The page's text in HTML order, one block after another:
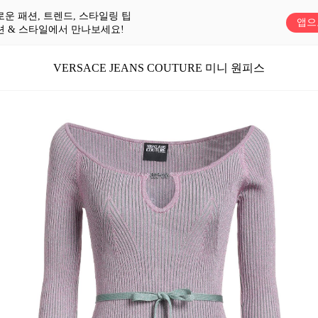
운 패션, 트렌드, 스타일링 팁
& 스타일에서 만나보세요!
앱
VERSACE JEANS COUTURE 미니 원피스